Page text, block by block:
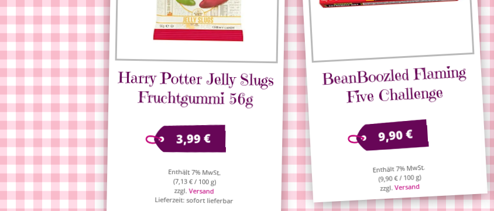
Harry Potter Jelly Slugs
Fruchtgummi 56g
3,99€
Enthält 7% MwSt.
(7,13€/ 100 g)
zzgl.Versand
Lieferzeit: sofort lieferbar
BeanBoozled Flaming
Five Challenge
9,90€
Enthält 7% MwSt.
(9,90€/ 100 g)
zzgl.Versand